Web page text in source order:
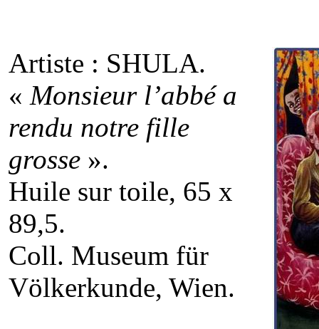
Artiste : SHULA.
« Monsieur l’abbé a
rendu notre fille
grosse ».
Huile sur toile, 65 x
89,5.
Coll. Museum für
Völkerkunde, Wien.